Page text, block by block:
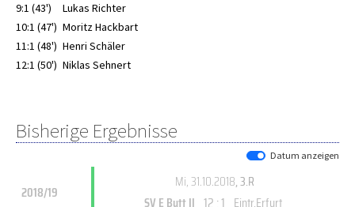
9:1 (43')
Lukas Richter
10:1 (47') Moritz Hackbart
11:1 (48') Henri Schäler
12:1 (50') Niklas Sehnert
Bisherige Ergebnisse
Datum anzeigen
2018/19
Mi, 31.10.2018, 3.R
SV E Butt II
Eintr.Erfurt